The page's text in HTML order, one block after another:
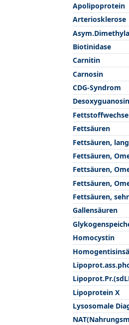
Apolipoprotein
Arteriosklerose
Biotinidase
Carnitin
Carnosin
CDG-Syndrom
Fettsäuren
Fettsäuren,
Fettsäuren,
Fettsäuren,
Fettsäuren,
Fettsäuren,
Gallensäuren
Homocystin
Lipoprotein X
Lysosomale